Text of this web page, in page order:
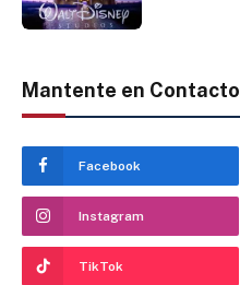
Mantente en Contacto
Facebook
Instagram
TikTok